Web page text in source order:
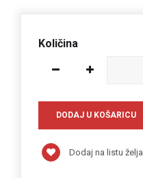
Količina
Dodaj na listu želja